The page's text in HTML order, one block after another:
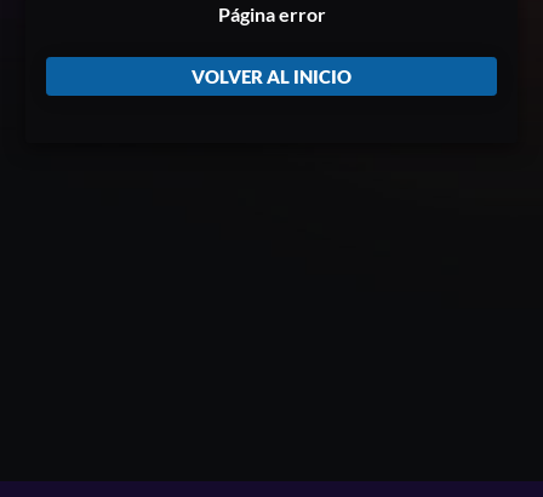
Página error
VOLVER AL INICIO